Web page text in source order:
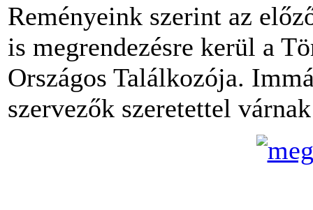
Reményeink szerint az
is megrendezésre kerül a
Országos Találkozója.
szervezők szeretettel